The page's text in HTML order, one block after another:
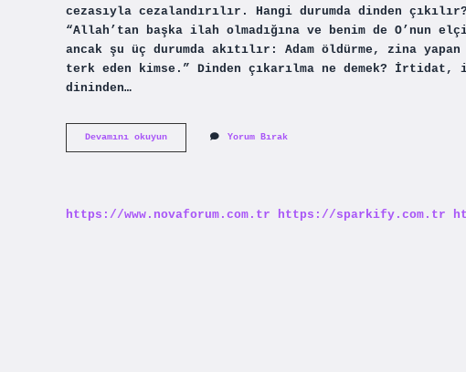
cezasıyla cezalandırılır. Hangi durumda dinden
“Allah’tan başka ilah olmadığına ve benim de O’nun
ancak şu üç durumda akıtılır: Adam öldürme, zina
terk eden kimse.” Dinden çıkarılma ne demek?
dininden…
Devamını okuyunDinden
Çıkmanın
Yorum Bırak
https://www.novaforum.com.tr https://sparkify.com.tr